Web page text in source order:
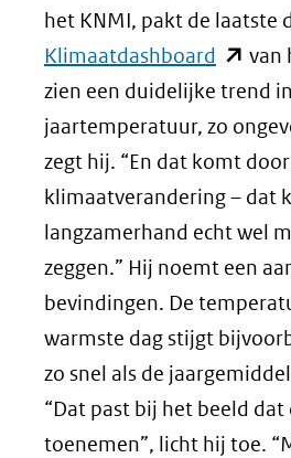
het KNMI, pakt de laatste
Klimaatdashboard (opent
in
nieuw
venster)
(verwijst
naar
een
andere
van
zien een duidelijke trend
jaartemperatuur, zo
zegt hij. “En dat komt door
klimaatverandering – dat
langzamerhand echt wel
zeggen.” Hij noemt een
bevindingen. De
warmste dag stijgt
zo snel als de
“Dat past bij het beeld
toenemen”, licht hij toe.